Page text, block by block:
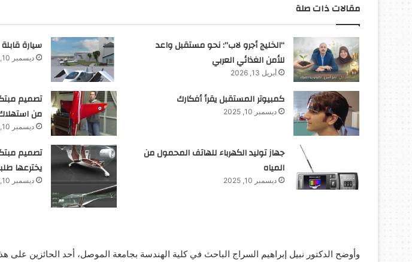
مقالات ذات صلة
“الخليج أجرو لاب”: نحو مستقبل واعد
للأمن الغذائي العربي
أبريل 13, 2026
سيارة
ديسمبر 10, 2025
كمبيوتر المستقبل يقرأ أفكارك
ديسمبر 10, 2025
من
ديسمبر 10, 2025
جهاز توليد الكهرباء للهاتف المحمول من
المياه
ديسمبر 10, 2025
تصميم
يخترعها
ديسمبر 10, 2025
وأوضح الدكتور نبيل إبراهيم السراج الباحث في كلية الهندسة بجامعة الموصل، أحد الحائزين على